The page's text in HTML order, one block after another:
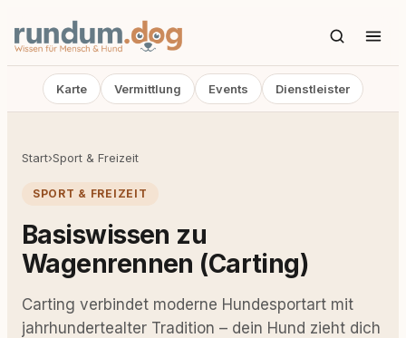
Karte Vermittlung Events Dienstleister
Start›Sport & Freizeit
SPORT & FREIZEIT
Basiswissen zu
Wagenrennen (Carting)
Carting verbindet moderne Hundesportart mit
jahrhundertealter Tradition – dein Hund zieht dich